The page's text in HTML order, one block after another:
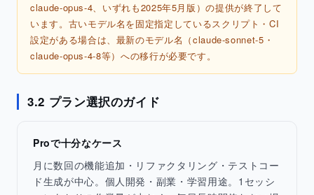
claude-opus-4、いずれも2025年5月版）の提供が終了して
います。古いモデル名を固定指定しているスクリプト・CI
設定がある場合は、最新のモデル名（claude-sonnet-5・
claude-opus-4-8等）への移行が必要です。
3.2 プラン選択のガイド
Proで十分なケース
月に数回の機能追加・リファクタリング・テストコー
ド生成が中心。個人開発・副業・学習用途。1セッシ